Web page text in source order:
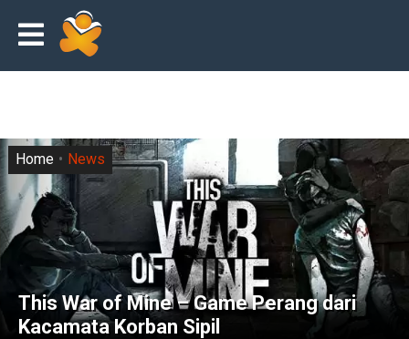
This War of Mine – Game Perang dari
Kacamata Korban Sipil
Home News